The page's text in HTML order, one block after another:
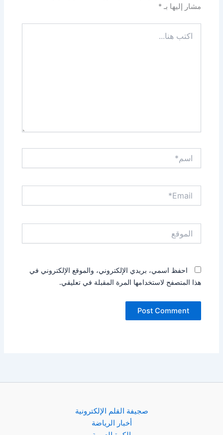
مشار إليها بـ*
هنا...
احفظ اسمي، بريدي الإلكتروني، والموقع الإلكتروني في
هذا المتصفح لاستخدامها المرة المقبلة في تعليقي.
صجيفة القلم الإلكترونية
أخبار الرياضة